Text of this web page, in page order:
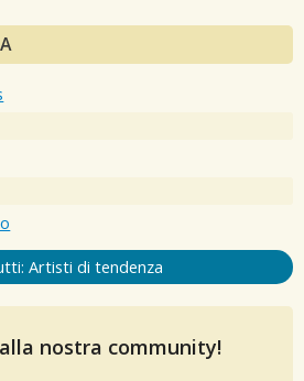
Artisti di tendenza
nostra community!